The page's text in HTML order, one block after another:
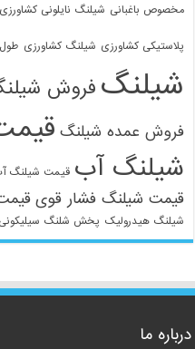
مخصوص باغبانی شیلنگ نایلونی کشاورزی
پلاستیکی کشاورزی شیلنگ کشاورزی
شیلنگ فروش
فروش عمده شیلنگ
شیلنگ آب قیمت شیلنگ
قیمت شیلنگ فشار قوی
شیلنگ هیدرولیک پخش شلنگ سیلیکونی
درباره ما